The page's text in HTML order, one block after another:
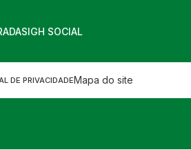
IGH SOCIAL
DE PRIVACIDADEMapa do site